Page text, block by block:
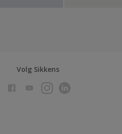
Volg Sikkens